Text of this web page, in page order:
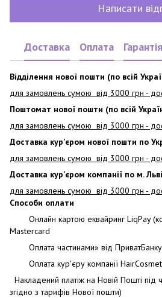
Написати
Доставка Оплата Гарантія
Відділення нової пошти (по всій
для замовлень сумою від 3000 грн -
Поштомат нової пошти (по всій
для замовлень сумою від 3000 грн -
Доставка кур’єром нової пошти по
для замовлень сумою від 3000 грн -
Доставка кур’єром компанії по м.
для замовлень сумою від 3000 грн -
Способи оплати
Онлайн картою еквайринг LiqPay
Mastercard
Оплата частинами» від ПриватБанку
Оплата кур'єру компанії
Накладений платіж на Новій Пошті під
згідно з тарифів Нової пошти)